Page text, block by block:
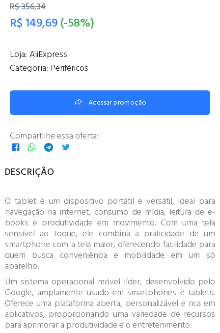
R$ 356,34
R$ 149,69(-58%)
Loja:AliExpress
Categoria: Periféricos
Acessar promoção
Compartilhe essa oferta:
DESCRIÇÃO
O tablet é um dispositivo portátil e versátil, ideal para
navegação na internet, consumo de mídia, leitura de e-
books e produtividade em movimento. Com uma tela
sensível ao toque, ele combina a praticidade de um
smartphone com a tela maior, oferecendo facilidade para
quem busca conveniência e mobilidade em um só
aparelho.
Um sistema operacional móvel líder, desenvolvido pelo
Google, amplamente usado em smartphones e tablets.
Oferece uma plataforma aberta, personalizável e rica em
aplicativos, proporcionando uma variedade de recursos
para aprimorar a produtividade e o entretenimento.